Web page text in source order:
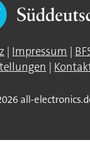
| Impressum |
|
all-